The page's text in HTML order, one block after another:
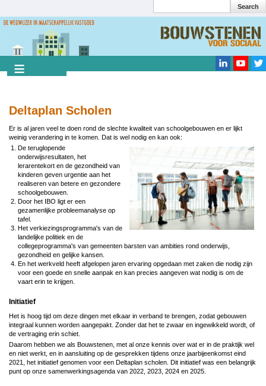
naar
gaan
Search
Deltaplan Scholen
Er is al jaren veel te doen rond de slechte kwaliteit van schoolgebouwen en er lijkt
weinig verandering in te komen. Dat is wel nodig en kan ook:
Image
De teruglopende
onderwijsresultaten, het
lerarentekort en de gezondheid van
kinderen geven urgentie aan het
realiseren van betere en gezondere
schoolgebouwen.
Door het IBO ligt er een
gezamenlijke probleemanalyse op
tafel.
Het verkiezingsprogramma's van de
landelijke politiek en de
collegeprogramma's van gemeenten barsten van ambities rond onderwijs,
gezondheid en gelijke kansen.
En het werkveld heeft afgelopen jaren ervaring opgedaan met zaken die nodig zijn
voor een goede en snelle aanpak en kan precies aangeven wat nodig is om de
vaart erin te krijgen.
Initiatief
Het is hoog tijd om deze dingen met elkaar in verband te brengen, zodat gebouwen
integraal kunnen worden aangepakt. Zonder dat het te zwaar en ingewikkeld wordt, of
de vertraging erin schiet.
Daarom hebben we als Bouwstenen, met al onze kennis over wat er in de praktijk wel
en niet werkt, en in aansluiting op de gesprekken tijdens onze jaarbijeenkomst eind
2021, het initiatief genomen voor een Deltaplan scholen. Dit initiatief was een belangrijk
punt op onze samenwerkingsagenda van 2022, 2023, 2024 en 2025.